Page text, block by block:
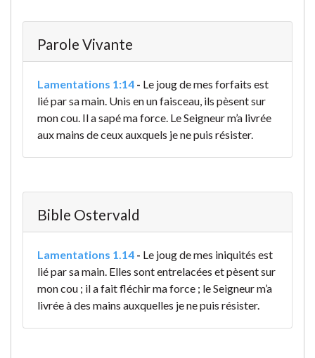
Parole Vivante
Lamentations 1:14 - Le joug de mes forfaits est
lié par sa main. Unis en un faisceau, ils pèsent sur
mon cou. Il a sapé ma force. Le Seigneur m’a livrée
aux mains de ceux auxquels je ne puis résister.
Bible Ostervald
Lamentations 1.14 - Le joug de mes iniquités est
lié par sa main. Elles sont entrelacées et pèsent sur
mon cou ; il a fait fléchir ma force ; le Seigneur m’a
livrée à des mains auxquelles je ne puis résister.